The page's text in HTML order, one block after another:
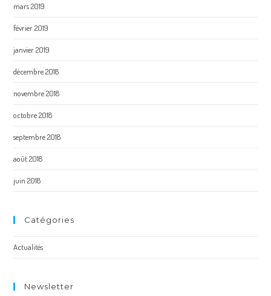
mars 2019
février 2019
janvier 2019
décembre 2018
novembre 2018
octobre 2018
septembre 2018
août 2018
juin 2018
Catégories
Actualités
Newsletter